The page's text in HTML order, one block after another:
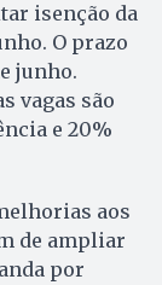
isenção da
O prazo
junho.
vagas são
e 20%
aos
de ampliar
por